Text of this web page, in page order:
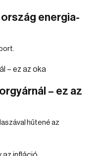
energia-
– ez az
hűtené az